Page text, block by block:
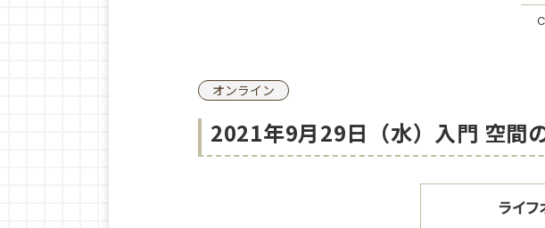
オンライン
2021年9月29日（水）入門 空間